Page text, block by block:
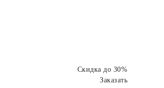
Скидка до 30%
Заказать